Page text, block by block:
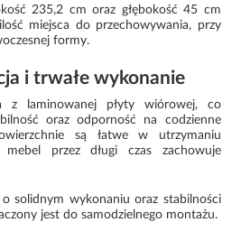
235,2 cm oraz głębokość 45 cm
miejsca do przechowywania, przy
formy.
i trwałe wykonanie
z laminowanej płyty wiórowej, co
oraz odporność na codzienne
są łatwe w utrzymaniu
przez długi czas zachowuje
solidnym wykonaniu oraz stabilności
jest do samodzielnego montażu.